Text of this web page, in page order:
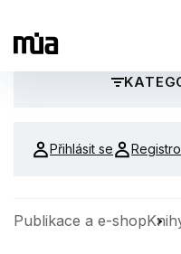
Přihlásit se
Publikace a e-shop